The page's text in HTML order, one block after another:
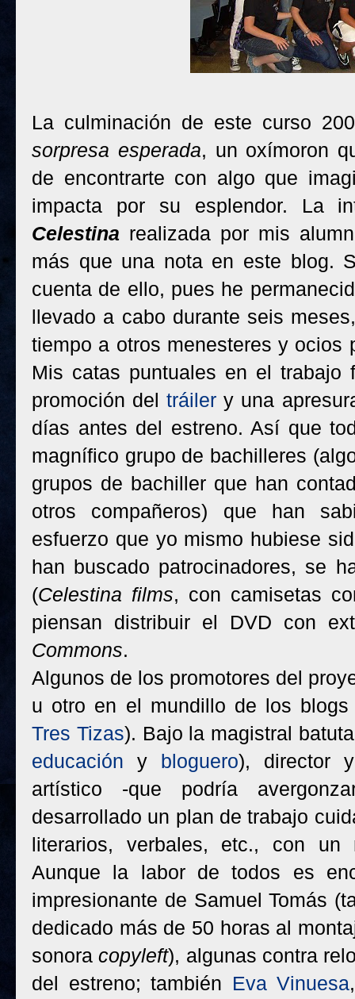
La culminación de este curso
sorpresa esperada, un oxímoron
de encontrarte con algo que
impacta por su esplendor. La
Celestina realizada por mis
más que una nota en este blog.
cuenta de ello, pues he
llevado a cabo durante seis
tiempo a otros menesteres y ocios
Mis catas puntuales en el
promoción deltráiler y una
días antes del estreno. Así que
magnífico grupo de bachilleres
grupos de bachiller que han
otros compañeros) que han
esfuerzo que yo mismo hubiese
han buscado patrocinadores, se
(Celestina films, con camisetas
piensan distribuir el DVD con
Commons.
Algunos de los promotores del
u otro en el mundillo de los
Tres Tizas). Bajo la magistral
educación y bloguero), director
artístico -que podría
desarrollado un plan de trabajo
literarios, verbales, etc., con
Aunque la labor de todos es
impresionante de Samuel Tomás
dedicado más de 50 horas al
sonoracopyleft), algunas contra
del estreno; también Eva Vinuesa